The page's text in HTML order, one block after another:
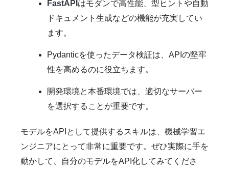
FastAPI はモダンで高性能、型ヒントや自動
ドキュメント生成などの機能が充実してい
ます。
Pydanticを使ったデータ検証は、APIの堅牢
性を高めるのに役立ちます。
開発環境と本番環境では、適切なサーバー
を選択することが重要です。
モデルをAPIとして提供するスキルは、機械学習エ
ンジニアにとって非常に重要です。ぜひ実際に手を
動かして、自分のモデルをAPI化してみてくださ